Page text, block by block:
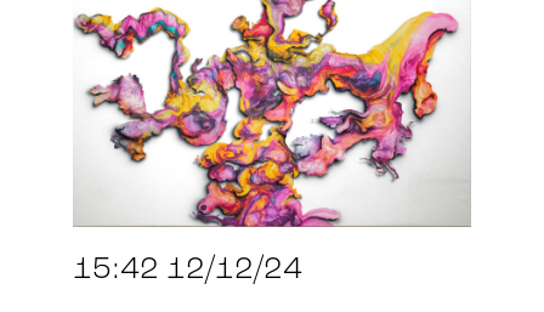
15:42 12/12/24